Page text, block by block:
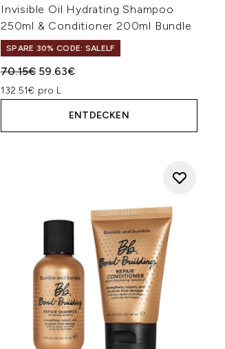
Invisible Oil Hydrating Shampoo
250ml & Conditioner 200ml Bundle
SPARE 30% CODE: SALELF
Unverbindliche Preisempfehlung:
70.15€ Aktueller Preis:
59.63€
132.51€ pro L
ENTDECKEN